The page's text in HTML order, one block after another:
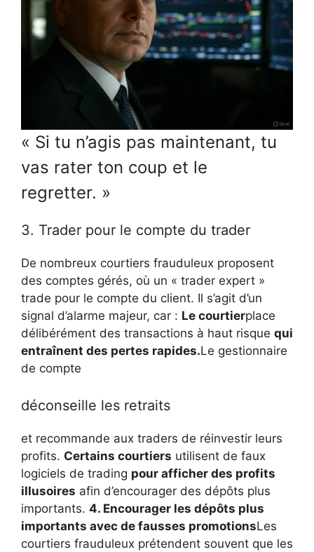
« Si tu n’agis pas maintenant, tu
vas rater ton coup et le
regretter. »
3. Trader pour le compte du trader
De nombreux courtiers frauduleux proposent
des comptes gérés, où un « trader expert »
trade pour le compte du client. Il s’agit d’un
signal d’alarme majeur, car : Le courtierplace
délibérément des transactions à haut risque qui
entraînent des pertes rapides.Le gestionnaire
de compte
déconseille les retraits
et recommande aux traders de réinvestir leurs
profits. Certains courtiers utilisent de faux
logiciels de trading pour afficher des profits
illusoires afin d’encourager des dépôts plus
importants. 4. Encourager les dépôts plus
importants avec de fausses promotionsLes
courtiers frauduleux prétendent souvent que les